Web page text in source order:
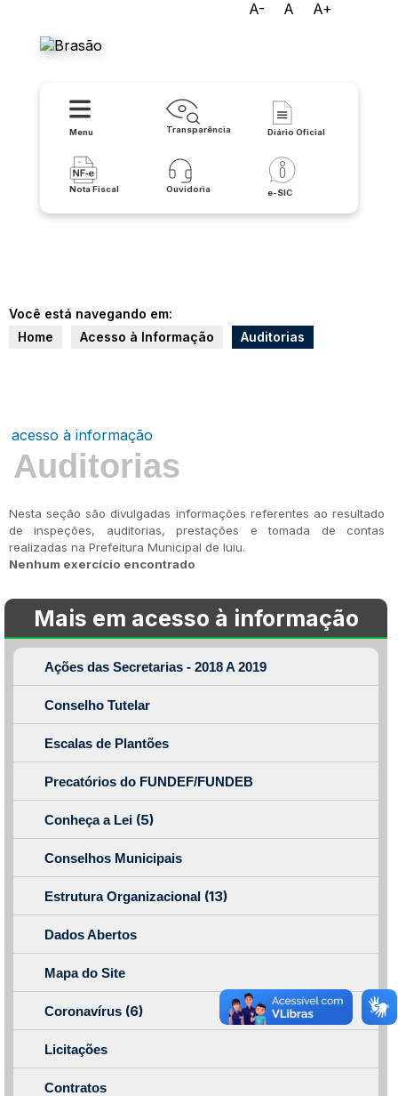
A- A A+
Menu Transparência Diário Oficial
Nota Fiscal Ouvidoria e-SIC
Você está navegando em:
Home
Acesso à Informação Auditorias
acesso à informação
Auditorias
Nesta seção são divulgadas informações referentes ao resultado
de inspeções, auditorias, prestações e tomada de contas
realizadas na Prefeitura Municipal de Iuiu.
Nenhum exercício encontrado
Mais em acesso à informação
Ações das Secretarias - 2018 A 2019
Conselho Tutelar
Escalas de Plantões
Precatórios do FUNDEF/FUNDEB
Conheça a Lei (5)
Conselhos Municipais
Estrutura Organizacional (13)
Dados Abertos
Mapa do Site
Coronavírus (6)
Licitações
Contratos